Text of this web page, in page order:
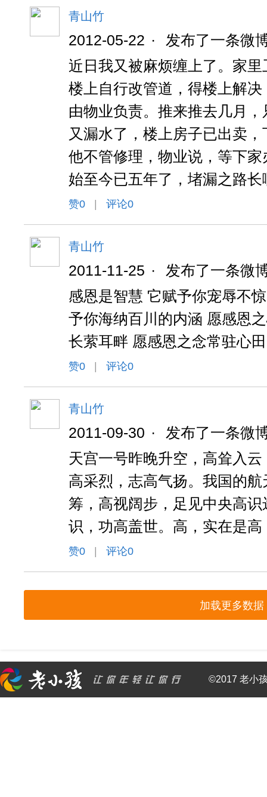
青山竹
2012-05-22 ·
发布了一条微
近日我又被麻烦缠上了。家
楼上自行改管道，得楼上解
由物业负责。推来推去几月
又漏水了，楼上房子已出卖
他不管修理，物业说，等下
始至今已五年了，堵漏之路长
赞0 评论0
青山竹
2011-11-25 ·
发布了一条微
感恩是智慧 它赋予你宠辱不
予你海纳百川的内涵 愿感恩
长萦耳畔 愿感恩之念常驻心田
赞0 评论0
青山竹
2011-09-30 ·
发布了一条微
天宫一号昨晚升空，高耸入
高采烈，志高气扬。我国的
筹，高视阔步，足见中央高
识，功高盖世。高，实在是高
赞0 评论0
加载更多数据
©2017 老小